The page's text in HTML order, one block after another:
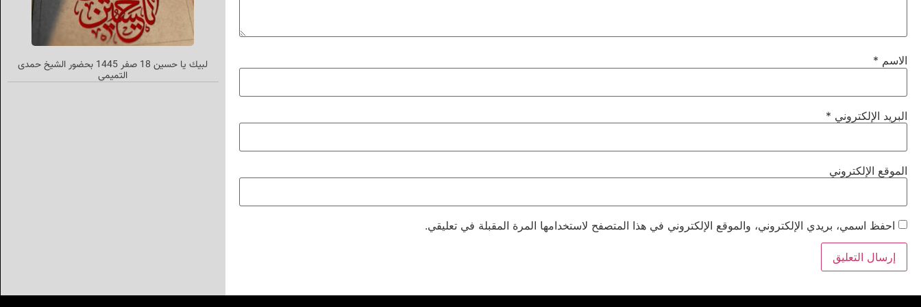
الاسم *
البريد الإلكتروني *
الموقع الإلكتروني
احفظ اسمي، بريدي الإلكتروني، والموقع الإلكتروني في هذا المتصفح لاستخدامها المرة المقبلة في تعليقي.
لبیك یا حسین 18 صفر 1445 بحضور الشیخ حمدی
التمیمي